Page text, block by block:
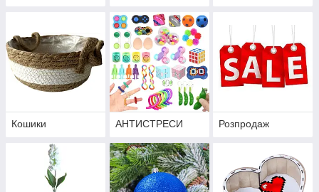
Кошики АНТИСТРЕСИ Розпродаж